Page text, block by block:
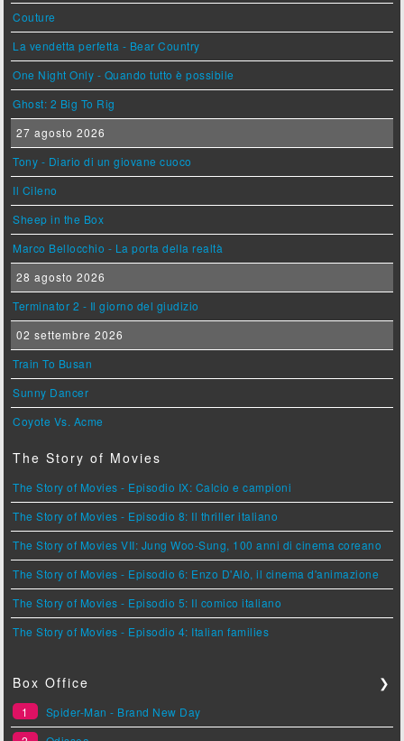
Couture
La vendetta perfetta - Bear Country
One Night Only - Quando tutto è possibile
Ghost: 2 Big To Rig
27 agosto 2026
Tony - Diario di un giovane cuoco
Il Cileno
Sheep in the Box
Marco Bellocchio - La porta della realtà
28 agosto 2026
Terminator 2 - Il giorno del giudizio
02 settembre 2026
Train To Busan
Sunny Dancer
Coyote Vs. Acme
The Story of Movies
The Story of Movies - Episodio IX: Calcio e campioni
The Story of Movies - Episodio 8: Il thriller italiano
The Story of Movies VII: Jung Woo-Sung, 100 anni di cinema coreano
The Story of Movies - Episodio 6: Enzo D'Alò, il cinema d'animazione
The Story of Movies - Episodio 5: Il comico italiano
The Story of Movies - Episodio 4: Italian families
Box Office ❯
1
Spider-Man - Brand New Day